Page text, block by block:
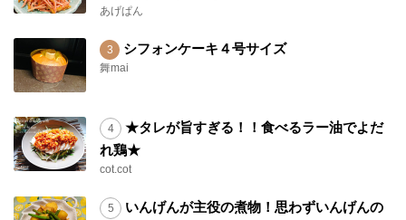
あげぱん
シフォンケーキ４号サイズ
舞mai
★タレが旨すぎる！！食べるラー油でよだ
れ鶏★
cot.cot
いんげんが主役の煮物！思わずいんげんの